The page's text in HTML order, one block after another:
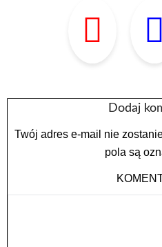
Dodaj
Twój adres e-mail nie
pola są